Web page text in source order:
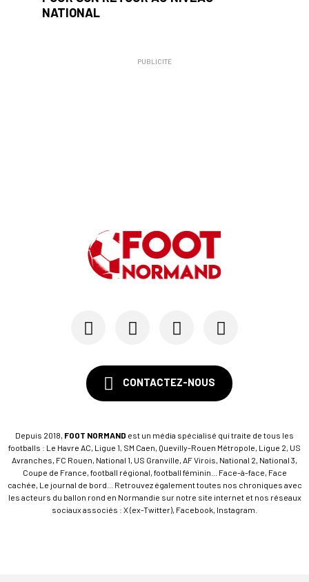
NATIONAL
PUBLICITÉ
CONTACTEZ-NOUS
Depuis 2018, FOOT NORMAND est un média spécialisé qui traite de tous les
footballs : Le Havre AC, Ligue 1, SM Caen, Quevilly-Rouen Métropole, Ligue 2, US
Avranches, FC Rouen, National 1, US Granville, AF Virois, National 2, National 3,
Coupe de France, football régional, football féminin... Face-à-face, Face
cachée, Le journal de bord... Retrouvez également toutes nos chroniques avec
les acteurs du ballon rond en Normandie sur notre site internet et nos réseaux
sociaux associés : X (ex-Twitter), Facebook, Instagram.